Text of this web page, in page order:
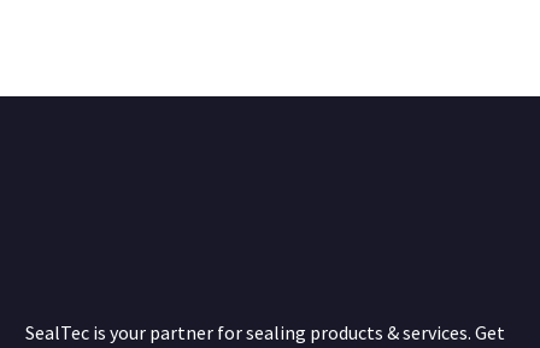
SealTec is your partner for sealing products & services. Get